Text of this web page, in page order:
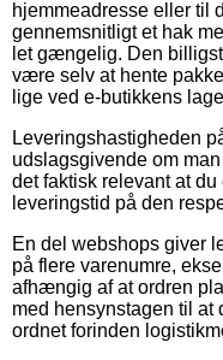
hjemmeadresse eller til
gennemsnitligt et hak
let gængelig. Den
være selv at hente
lige ved e-butikkens
Leveringshastigheden
udslagsgivende om
det faktisk relevant at
leveringstid på den
En del webshops giver
på flere varenumre,
afhængig af at ordren
med hensynstagen til at
ordnet forinden